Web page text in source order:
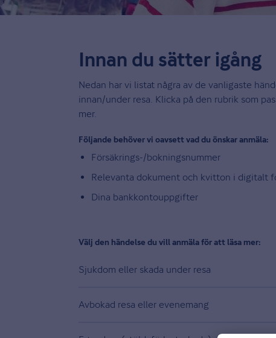
Innan du sätter igång
Nedan har vi listat några av de vanligaste
innan/under resa. Klicka på den rubrik som
mer.
Följande behöver vi oavsett vad du önskar anmäla:
Försäkrings-/bokningsnummer
Relevanta dokument och kvitton i digitalt
Dina bankkontouppgifter
Välj den händelse du vill anmäla för att läsa mer:
Sjukdom eller skada under resa
Avbokad resa eller evenemang